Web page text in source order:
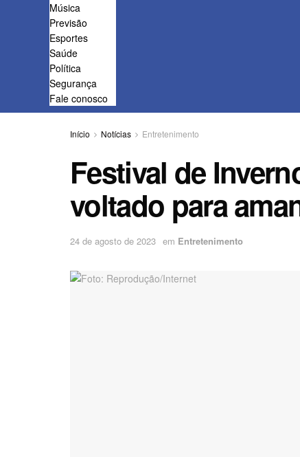
Música
Previsão
Esportes
Saúde
Política
Segurança
Fale conosco
Início Notícias Entretenimento
Festival de
voltado para
24 de agosto de 2023 em Entretenimento